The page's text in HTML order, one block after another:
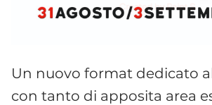
Un nuovo format dedicato
con tanto di apposita area